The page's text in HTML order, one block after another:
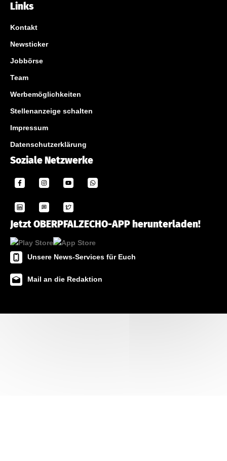
Links
Kontakt
Newsticker
Jobbörse
Team
Werbemöglichkeiten
Stellenanzeige schalten
Impressum
Datenschutzerklärung
Soziale Netzwerke
Jetzt OBERPFALZECHO-APP herunterladen!
Unsere News-Services für Euch
Mail an die Redaktion